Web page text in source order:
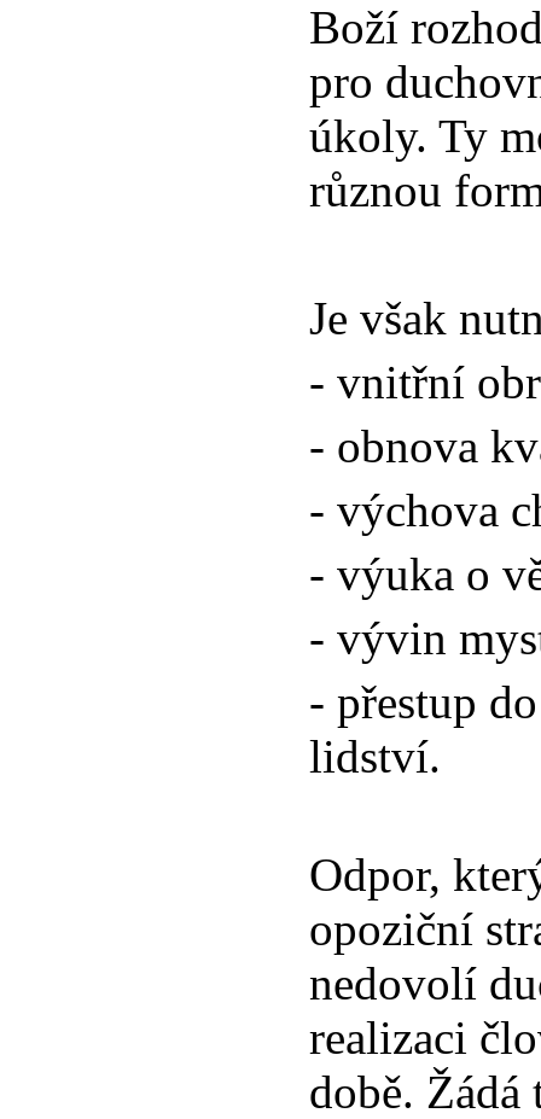
Boží
pro
úkoly. Ty
různou
Je však
- vnitřní
- obnova
- výchova
- výuka o
- vývin
- přestup
lidství.
Odpor,
opoziční
nedovolí
realizaci
době. Žádá